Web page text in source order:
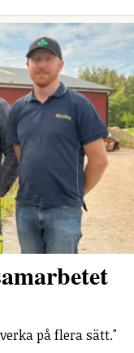
på flera sätt."